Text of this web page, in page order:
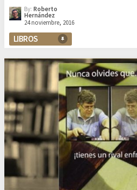
By: Roberto
Hernández
24 noviembre, 2016
LIBROS